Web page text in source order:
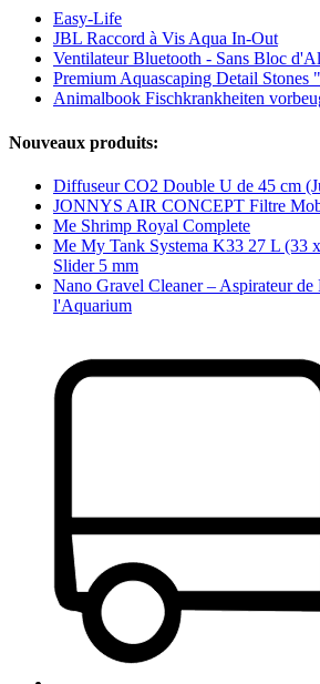
Easy-Life
JBL Raccord à Vis Aqua In-Out
Ventilateur Bluetooth - Sans Bloc
Premium Aquascaping Detail Stones
Animalbook Fischkrankheiten
Nouveaux produits:
Diffuseur CO2 Double U de 45 cm
JONNYS AIR CONCEPT Filtre
Me Shrimp Royal Complete
Me My Tank Systema K33 27 L (33
Slider 5 mm
Nano Gravel Cleaner – Aspirateur
l'Aquarium